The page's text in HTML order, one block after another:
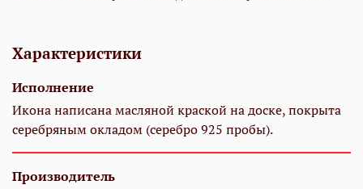
Характеристики
Исполнение
Икона написана масляной краской на доске, покрыта
серебряным окладом (серебро 925 пробы).
Производитель